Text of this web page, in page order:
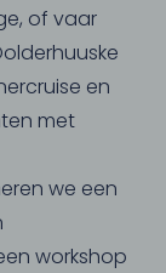
of vaar
en
met
we een
workshop